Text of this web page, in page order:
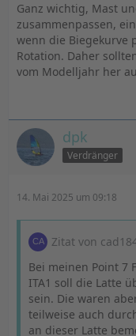
Ganz wichtig, Mast
zusammenpassen,
wenn die Biegekurve
Rotation. Daher
vom Modelljahr her
dpk
Verdränger
14. Mai 2025 um 09:18
Zitat von
Bei meinen Point 7
ITA1 soll die Latte
sein. Die waren
teilweise auch
an dieser Latte